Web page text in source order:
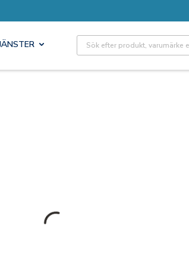
Site Search